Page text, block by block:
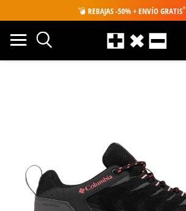
💣 REBAJAS -50% + ENVÍO GRATIS*